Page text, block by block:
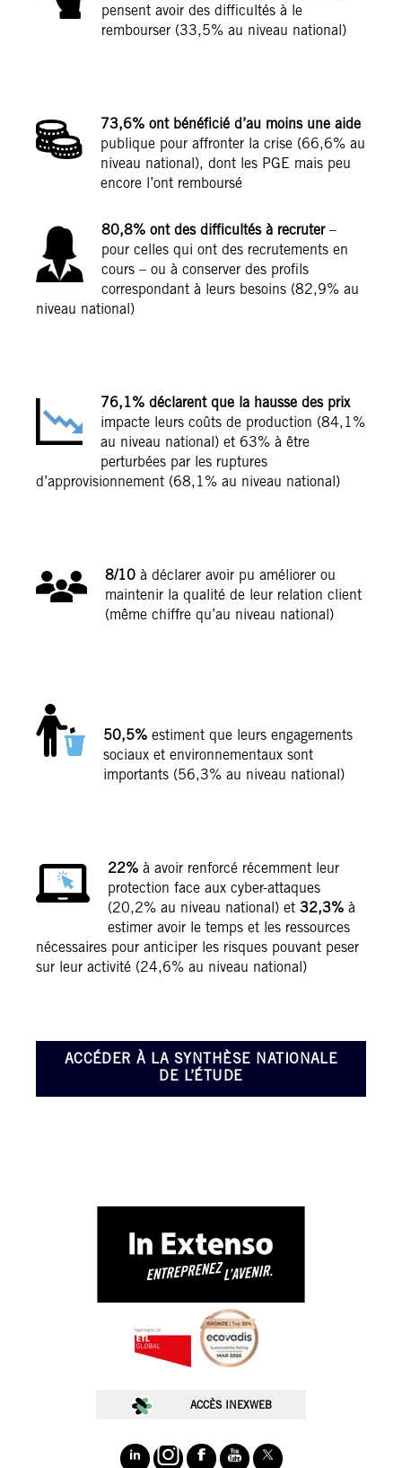
pensent avoir des difficultés à le
rembourser (33,5% au niveau national)
73,6% ont bénéficié d’au moins une aide
publique pour affronter la crise (66,6% au
niveau national), dont les PGE mais peu
encore l’ont remboursé
80,8% ont des difficultés à recruter–
pour celles qui ont des recrutements en
cours – ou à conserver des profils
correspondant à leurs besoins (82,9% au
niveau national)
76,1% déclarent que la hausse des prix
impacte leurs coûts de production (84,1%
au niveau national) et 63% à être
perturbées par les ruptures
d’approvisionnement (68,1% au niveau national)
8/10 à déclarer avoir pu améliorer ou
maintenir la qualité de leur relation client
(même chiffre qu’au niveau national)
50,5% estiment que leurs engagements
sociaux et environnementaux sont
importants (56,3% au niveau national)
22% à avoir renforcé récemment leur
protection face aux cyber-attaques
(20,2% au niveau national) et 32,3% à
estimer avoir le temps et les ressources
nécessaires pour anticiper les risques pouvant peser
sur leur activité (24,6% au niveau national)
ACCÉDER À LA SYNTHÈSE NATIONALE
DE L’ÉTUDE
ACCÈS INEXWEB